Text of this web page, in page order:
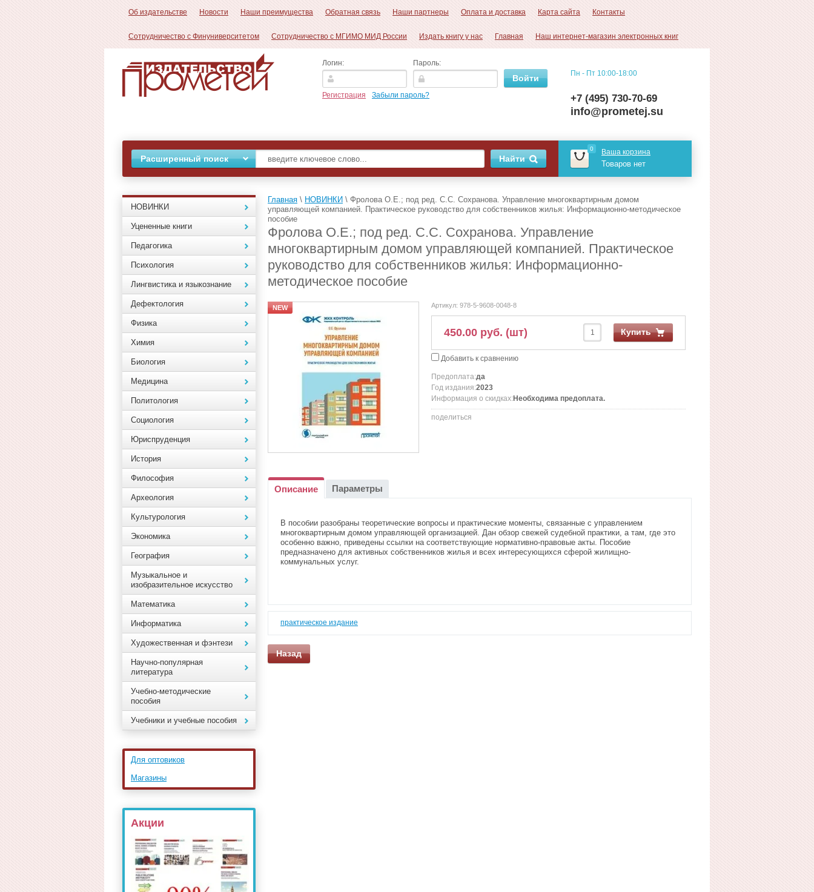
Об издательстве Новости Наши преимущества Обратная связь Наши партнеры Оплата и доставка Карта сайта Контакты
Сотрудничество с Финуниверситетом Сотрудничество с МГИМО МИД России Издать книгу у нас Главная Наш интернет-магазин электронных книг
Логин: Пароль:
Регистрация Забыли пароль?
Пн - Пт 10:00-18:00
+7 (495) 730-70-69
info@prometej.su
Расширенный поиск
0 Ваша корзина
Товаров нет
НОВИНКИ
Уцененные книги
Педагогика
Психология
Лингвистика и языкознание
Дефектология
Физика
Химия
Биология
Медицина
Политология
Социология
Юриспруденция
История
Философия
Археология
Культурология
Экономика
География
Музыкальное и
изобразительное искусство
Математика
Информатика
Художественная и фэнтези
Научно-популярная
литература
Учебно-методические
пособия
Учебники и учебные пособия
Для оптовиков
Магазины
Акции
Главная \ НОВИНКИ \ Фролова О.Е.; под ред. С.С. Сохранова. Управление многоквартирным домом
управляющей компанией. Практическое руководство для собственников жилья: Информационно-методическое
пособие
Фролова О.Е.; под ред. С.С. Сохранова. Управление
многоквартирным домом управляющей компанией. Практическое
руководство для собственников жилья: Информационно-
методическое пособие
NEW Артикул: 978-5-9608-0048-8
450.00 руб. (шт) Купить
Добавить к сравнению
Предоплата:да
Год издания:2023
Информация о скидках:Необходима предоплата.
поделиться
Описание Параметры
В пособии разобраны теоретические вопросы и практические моменты, связанные с управлением
многоквартирным домом управляющей организацией. Дан обзор свежей судебной практики, а там, где это
особенно важно, приведены ссылки на соответствующие нормативно-правовые акты. Пособие
предназначено для активных собственников жилья и всех интересующихся сферой жилищно-
коммунальных услуг.
практическое издание
Назад